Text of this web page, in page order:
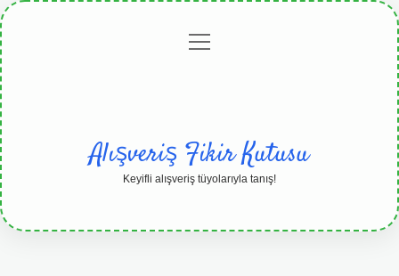
Gizlilikmenüyü
Alışveriş Fikir Kutusu
Keyifli alışveriş tüyolarıyla tanış!